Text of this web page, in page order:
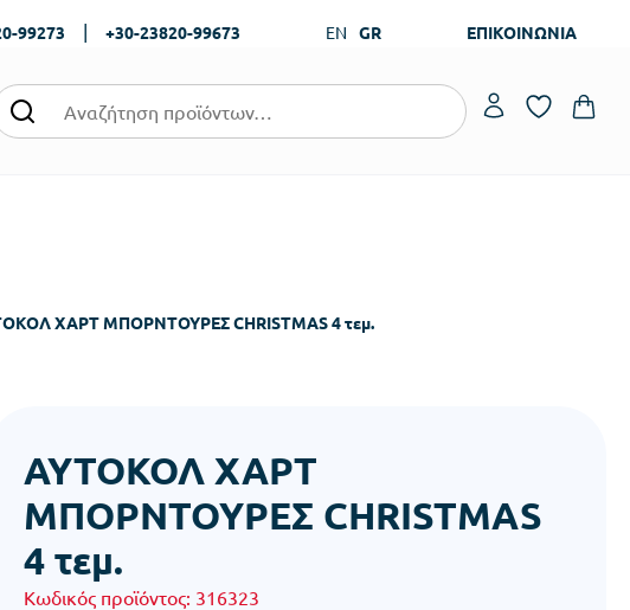
99273 | +30-23820-99673 EN GR ΕΠΙΚΟΙΝΩΝΙΑ
ΧΑΡΤ ΜΠΟΡΝΤΟΥΡΕΣ CHRISTMAS 4 τεμ.
ΑΥΤΟΚΟΛ ΧΑΡΤ
ΜΠΟΡΝΤΟΥΡΕΣ CHRISTMAS
4 τεμ.
Κωδικός προϊόντος: 316323